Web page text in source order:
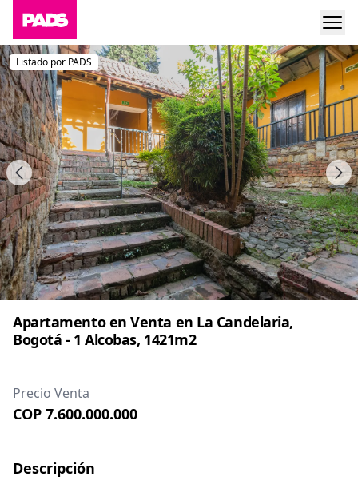
Listado por PADS
Apartamento en Venta en La Candelaria,
Bogotá - 1 Alcobas, 1421m2
Precio Venta
COP 7.600.000.000
Descripción